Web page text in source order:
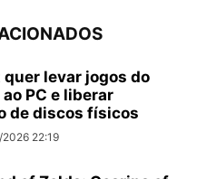
levar jogos do
PC e liberar
de discos físicos
22:19